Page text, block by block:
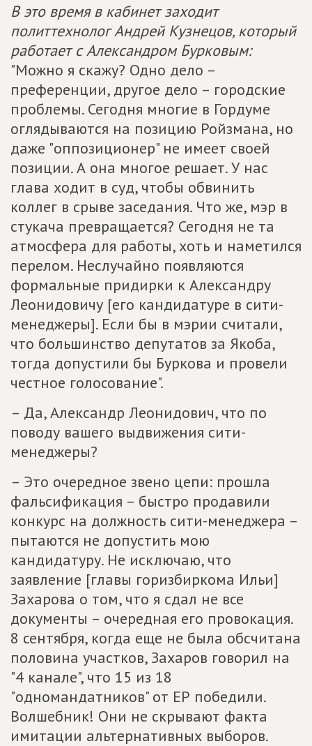
В это время в кабинет заходит
политтехнолог Андрей Кузнецов, который
работает с Александром Бурковым:
"Можно я скажу? Одно дело –
преференции, другое дело – городские
проблемы. Сегодня многие в Гордуме
оглядываются на позицию Ройзмана, но
даже "оппозиционер" не имеет своей
позиции. А она многое решает. У нас
глава ходит в суд, чтобы обвинить
коллег в срыве заседания. Что же, мэр в
стукача превращается? Сегодня не та
атмосфера для работы, хоть и наметился
перелом. Неслучайно появляются
формальные придирки к Александру
Леонидовичу [его кандидатуре в сити-
менеджеры]. Если бы в мэрии считали,
что большинство депутатов за Якоба,
тогда допустили бы Буркова и провели
честное голосование".
– Да, Александр Леонидович, что по
поводу вашего выдвижения сити-
менеджеры?
– Это очередное звено цепи: прошла
фальсификация – быстро продавили
конкурс на должность сити-менеджера –
пытаются не допустить мою
кандидатуру. Не исключаю, что
заявление [главы горизбиркома Ильи]
Захарова о том, что я сдал не все
документы – очередная его провокация.
8 сентября, когда еще не была обсчитана
половина участков, Захаров говорил на
"4 канале", что 15 из 18
"одномандатников" от ЕР победили.
Волшебник! Они не скрывают факта
имитации альтернативных выборов.